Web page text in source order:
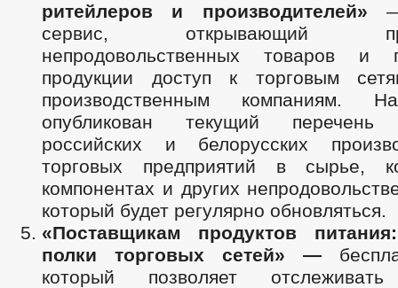
ритейлеров и производителей»
сервис, открывающий
непродовольственных товаров и
продукции доступ к торговым
производственным компаниям.
опубликован текущий перечень
российских и белорусских
торговых предприятий в сырье,
компонентах и других
который будет регулярно обновляться.
«Поставщикам продуктов
полки торговых сетей» —
который позволяет отслеживать